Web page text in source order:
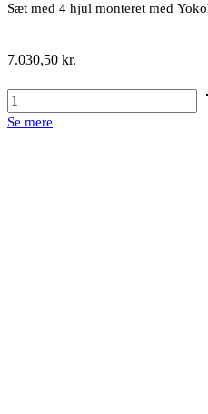
Sæt med 4 hjul monteret med
7.030,50 kr.
15"
stålfælge
med
Se mere